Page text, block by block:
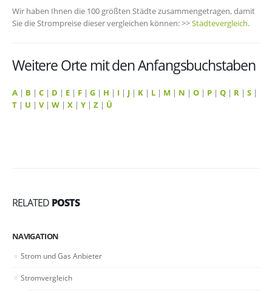
Wir haben Ihnen die 100 größten Städte zusammengetragen, damit
Sie die Strompreise dieser vergleichen können: >>Städtevergleich.
Weitere Orte mit den Anfangsbuchstaben
A | B | C | D | E | F | G | H | I | J | K | L | M | N | O | P | Q | R | S |
T | U | V| W | X | Y | Z | Ü
RELATED POSTS
NAVIGATION
Strom und Gas Anbieter
Stromvergleich